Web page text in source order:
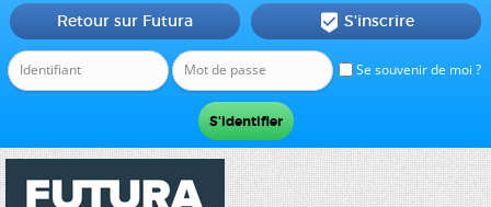
Se souvenir de moi ?
Retour sur Futura  S'inscrire